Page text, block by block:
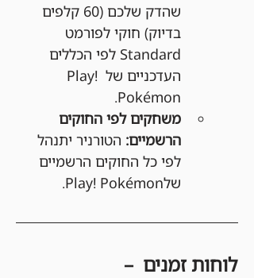
שהדק שלכם (60 קלפים
בדיוק) חוקי לפורמט
Standard לפי הכללים
העדכניים של Play!
Pokémon.
משחקים לפי החוקים
הרשמיים: הטורניר יתנהל
לפי כל החוקים הרשמיים
שלPlay! Pokémon.
לוחות זמנים  –